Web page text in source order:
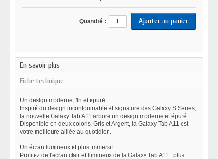
Quantité :
En savoir plus
Fiche technique
Un design moderne, fin et épuré
Inspiré du design incontournable et signature des Galaxy S Series,
la nouvelle Galaxy Tab A11 arbore un design moderne et épuré.
Disponible en deux coloris, Gris et Argent, la Galaxy Tab A11 est
votre meilleure alliée au quotidien.
Un écran lumineux et plus immersif
Profitez de l'écran clair et lumineux de la Galaxy Tab A11 : plus